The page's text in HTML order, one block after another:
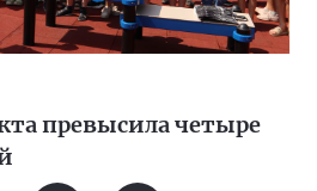
превысила четыре